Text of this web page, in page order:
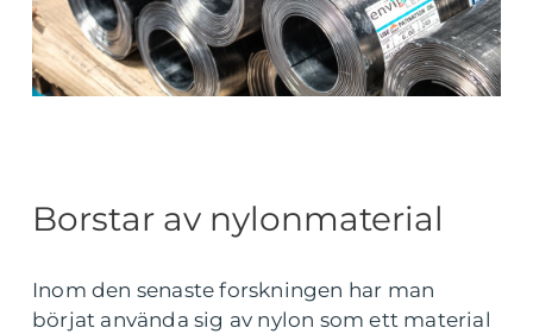
Borstar av nylonmaterial
Inom den senaste forskningen har man
börjat använda sig av nylon som ett material